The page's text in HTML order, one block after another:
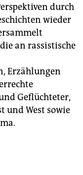
durch
wieder
an rassistische
Erzählungen
Geflüchteter,
und West sowie